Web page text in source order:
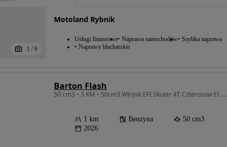
1 / 6
Motoland Rybnik
Usługi finansowe Naprawa samochodów Szybka naprawa
Naprawy blacharskie
Barton Flash
50 cm3 • 3 KM • 50cm3 Wtrysk EFI Skuter 4T Czterosuw El. Starter LED Raty Transport
1 km Benzyna
50 cm3
2026